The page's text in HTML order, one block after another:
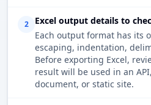
2
Excel output details to
Each output format has its
escaping, indentation,
Before exporting Excel,
result will be used in an
document, or static site.